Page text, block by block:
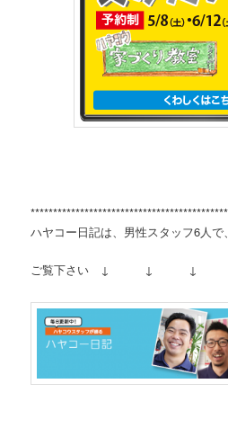
ハヤコー日記は、男性スタッフ6人で
ご覧下さい ↓ ↓ ↓ ク